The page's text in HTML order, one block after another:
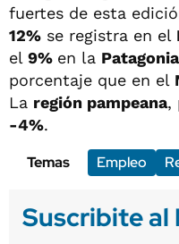
fuertes de esta
12% se registra en el
el 9% en la Patagonia
porcentaje que en el
La región pampeana,
-4%.
Temas
Empleo
Suscribite